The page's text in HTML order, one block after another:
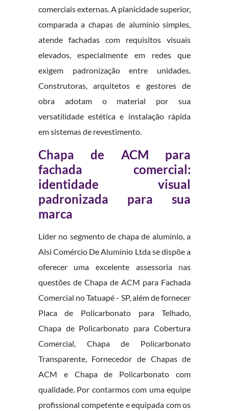
comerciais externas. A planicidade superior,
comparada a chapas de alumínio simples,
atende fachadas com requisitos visuais
elevados, especialmente em redes que
exigem padronização entre unidades.
Construtoras, arquitetos e gestores de
obra adotam o material por sua
versatilidade estética e instalação rápida
em sistemas de revestimento.
Chapa de ACM para
fachada comercial:
identidade visual
padronizada para sua
marca
Líder no segmento de chapa de alumínio, a
Alsi Comércio De Alumínio Ltda se dispõe a
oferecer uma excelente assessoria nas
questões de Chapa de ACM para Fachada
Comercial no Tatuapé - SP, além de fornecer
Placa de Policarbonato para Telhado,
Chapa de Policarbonato para Cobertura
Comercial, Chapa de Policarbonato
Transparente, Fornecedor de Chapas de
ACM e Chapa de Policarbonato com
qualidade. Por contarmos com uma equipe
profissional competente e equipada com os